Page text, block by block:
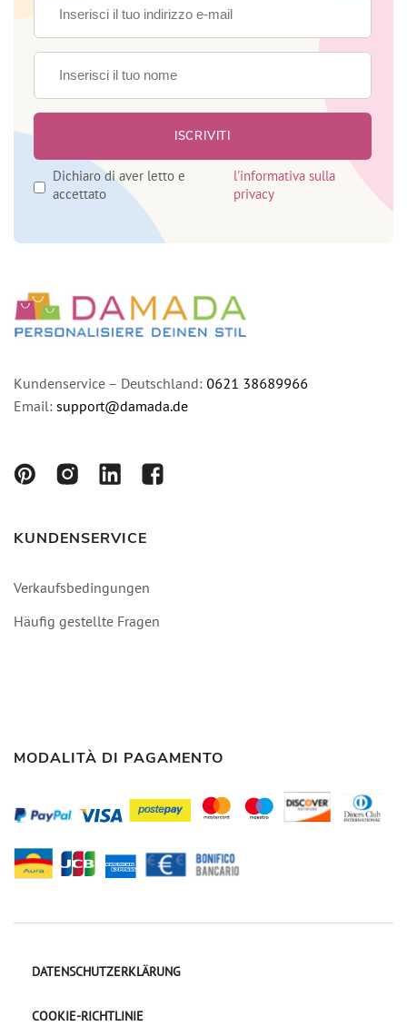
Dichiaro di aver letto e
accettato
l'informativa sulla
privacy
Kundenservice – Deutschland: 0621 38689966
Email: support@damada.de
KUNDENSERVICE
Verkaufsbedingungen
Häufig gestellte Fragen
MODALITÀ DI PAGAMENTO
DATENSCHUTZERKLÄRUNG
COOKIE-RICHTLINIE